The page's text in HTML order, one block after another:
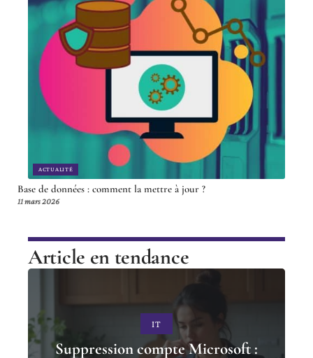
ACTUALITÉ
Base de données : comment la mettre à jour ?
11 mars 2026
Article en tendance
IT
Suppression compte Microsoft :